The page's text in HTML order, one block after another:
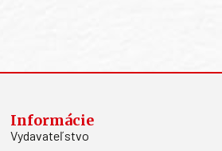
Informácie
Vydavateľstvo